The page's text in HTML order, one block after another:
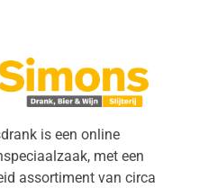
is een online
met een
assortiment van circa